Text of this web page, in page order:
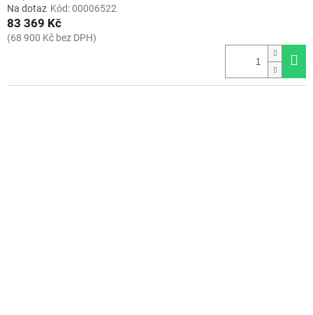
Na dotaz Kód:00006522
83 369 Kč
(68 900 Kč bez DPH)